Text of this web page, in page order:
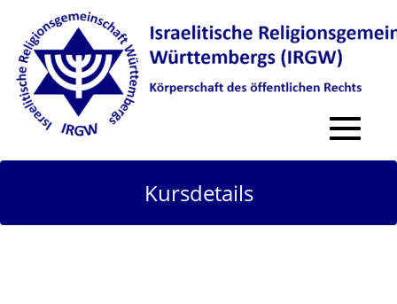
Toggle
Kursdetails